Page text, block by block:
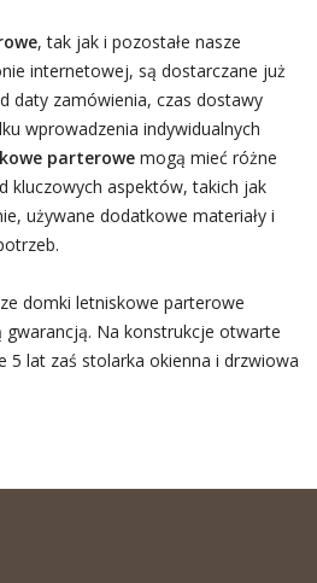
, tak jak i pozostałe nasze
internetowej, są dostarczane już
daty zamówienia, czas dostawy
wprowadzenia indywidualnych
parterowe mogą mieć różne
kluczowych aspektów, takich jak
używane dodatkowe materiały i
domki letniskowe parterowe
Na konstrukcje otwarte
5 lat zaś stolarka okienna i drzwiowa